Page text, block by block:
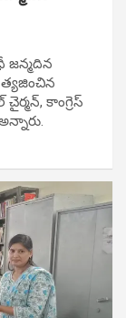
కాంగ్రెస్